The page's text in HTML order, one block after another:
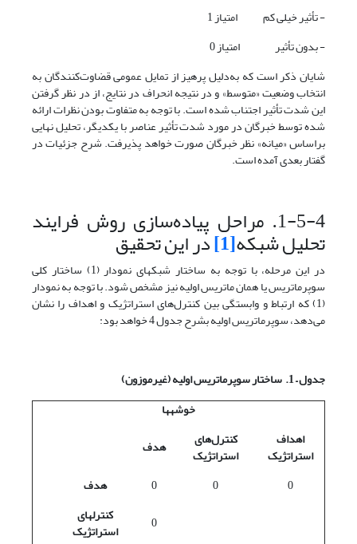
- تأثیر خیلی کم امتیاز 1
- بدون تأثیر امتیاز 0
شایان ذکر است که به‌دلیل پرهیز از تمایل عمومی قضاوت‌کنندگان به
انتخاب وضعیت «متوسط» و در نتیجه انحراف در نتایج، از در نظر گرفتن
این شدت تأثیر اجتناب شده است. با توجه به متفاوت بودن نظرات ارائه
شده توسط خبرگان در مورد شدت تأثیر عناصر با یکدیگر، تحلیل نهایی
براساس «میانه» نظر خبرگان صورت خواهد پذیرفت. شرح جزئیات در
گفتار بعدی آمده است.
1-5-4. مراحل پیاده‌سازی روش­ فرایند
تحلیل شبکه[1] در این تحقیق
در این مرحله، با توجه به ساختار شبکه­ای نمودار (1) ساختار کلی
سوپرماتریس یا همان ماتریس اولیه نیز مشخص شود. با توجه به نمودار
(1) که ارتباط و وابستگی بین کنترل‌های استراتژیک و اهداف را نشان
می‌دهد، سوپرماتریس اولیه بشرح جدول 4 خواهد بود:
جدول–
خوشه­ها
اهداف
استراتژیک
کنترل‌های
استراتژیک
هدف
0
0
0
هدف
0
کنترلهای
استراتژیک